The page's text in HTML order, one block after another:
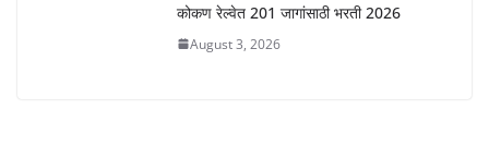
कोकण रेल्वेत 201 जागांसाठी भरती 2026
August 3, 2026